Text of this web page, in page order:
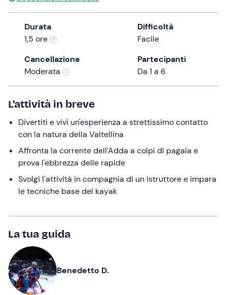
the
question
mark
the
shortcuts
for
changing
dates.
Durata
1,5 ore
Difficoltà
Facile
Cancellazione
Moderata
Partecipanti
Da 1 a 6
L’attività in breve
Divertiti e vivi un'esperienza a strettissimo contatto
con la natura della Valtellina
Affronta la corrente dell'Adda a colpi di pagaia e
prova l'ebbrezza delle rapide
Svolgi l'attività in compagnia di un istruttore e impara
le tecniche base del kayak
La tua guida
Benedetto D.